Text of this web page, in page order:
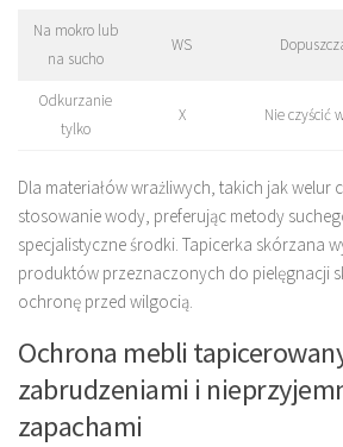
Na mokro lub
na sucho
WS
Odkurzanie
tylko
X Nie czyścić
Dla materiałów wrażliwych, takich jak welur
stosowanie wody, preferując metody
specjalistyczne środki. Tapicerka skórzana
produktów przeznaczonych do pielęgnacji
ochronę przed wilgocią.
Ochrona mebli
zabrudzeniami i
zapachami